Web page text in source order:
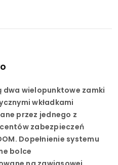
wielopunktowe zamki
wkładkami
przez jednego z
zabezpieczeń
Dopełnienie systemu
bolce